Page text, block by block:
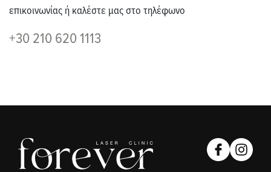
επικοινωνίας ή καλέστε μας στο τηλέφωνο
+30 210 620 1113